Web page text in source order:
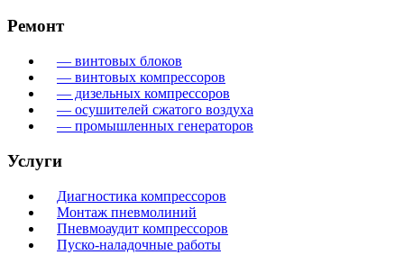
Ремонт
— винтовых блоков
— винтовых компрессоров
— дизельных компрессоров
— осушителей сжатого воздуха
— промышленных генераторов
Услуги
Диагностика компрессоров
Монтаж пневмолиний
Пневмоаудит компрессоров
Пуско-наладочные работы